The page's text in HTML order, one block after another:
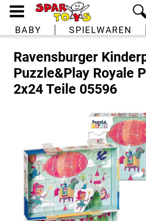
BABY SPIELWAREN
Ravensburger
Puzzle&Play Royale
2x24 Teile 05596